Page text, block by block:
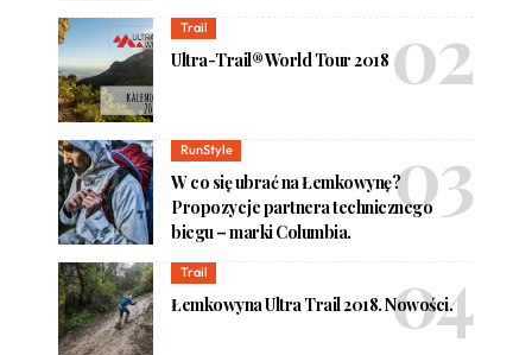
Trail
Ultra-Trail® World Tour 2018
RunStyle
W co się ubrać na Łemkowynę?
Propozycje partnera technicznego
biegu – marki Columbia.
Trail
Łemkowyna Ultra Trail 2018. Nowości.